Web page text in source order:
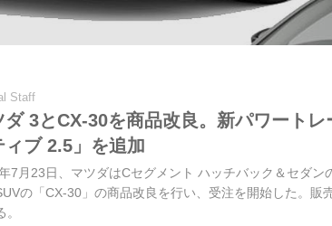
Staff
ダ 3とCX-30を商品改良。新パワート
ィブ 2.5」を追加
7月23日、マツダはCセグメント ハッチバック＆セダン
の「CX-30」の商品改良を行い、受注を開始した。販